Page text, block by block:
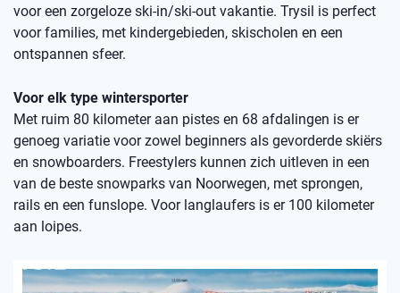
voor een zorgeloze ski-in/ski-out vakantie. Trysil is perfect
voor families, met kindergebieden, skischolen en een
ontspannen sfeer.
Voor elk type wintersporter
Met ruim 80 kilometer aan pistes en 68 afdalingen is er
genoeg variatie voor zowel beginners als gevorderde skiërs
en snowboarders. Freestylers kunnen zich uitleven in een
van de beste snowparks van Noorwegen, met sprongen,
rails en een funslope. Voor langlaufers is er 100 kilometer
aan loipes.